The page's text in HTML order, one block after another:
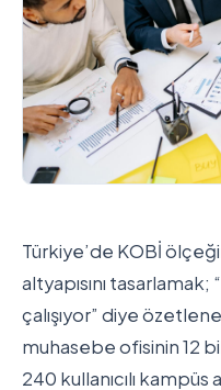
Türkiye’de KOBİ
altyapısını
çalışıyor” diye
muhasebe ofisinin 12
240 kullanıcılı kampüs